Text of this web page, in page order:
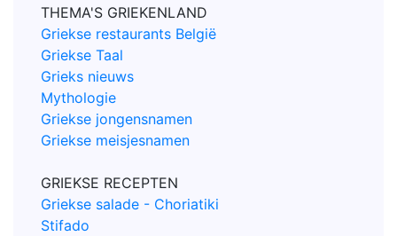
THEMA'S GRIEKENLAND
Griekse restaurants België
Griekse Taal
Grieks nieuws
Mythologie
Griekse jongensnamen
Griekse meisjesnamen
GRIEKSE RECEPTEN
Griekse salade - Choriatiki
Stifado